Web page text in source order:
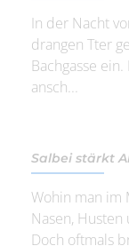
In der Nacht
drangen Tter
Bachgasse
ansch...
Salbei stärkt
Wohin man im
Nasen,
Doch oftmals